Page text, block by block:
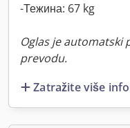
-Тежина: 67 kg
Oglas je automatski
prevodu.
Zatražite više